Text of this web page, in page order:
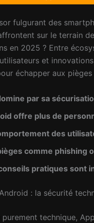
fulgurant des
sur le terrain
en 2025 ? Entre
et
échapper aux
par sa
offre plus de
des
comme phishing
pratiques sont
: la sécurité
purement technique,